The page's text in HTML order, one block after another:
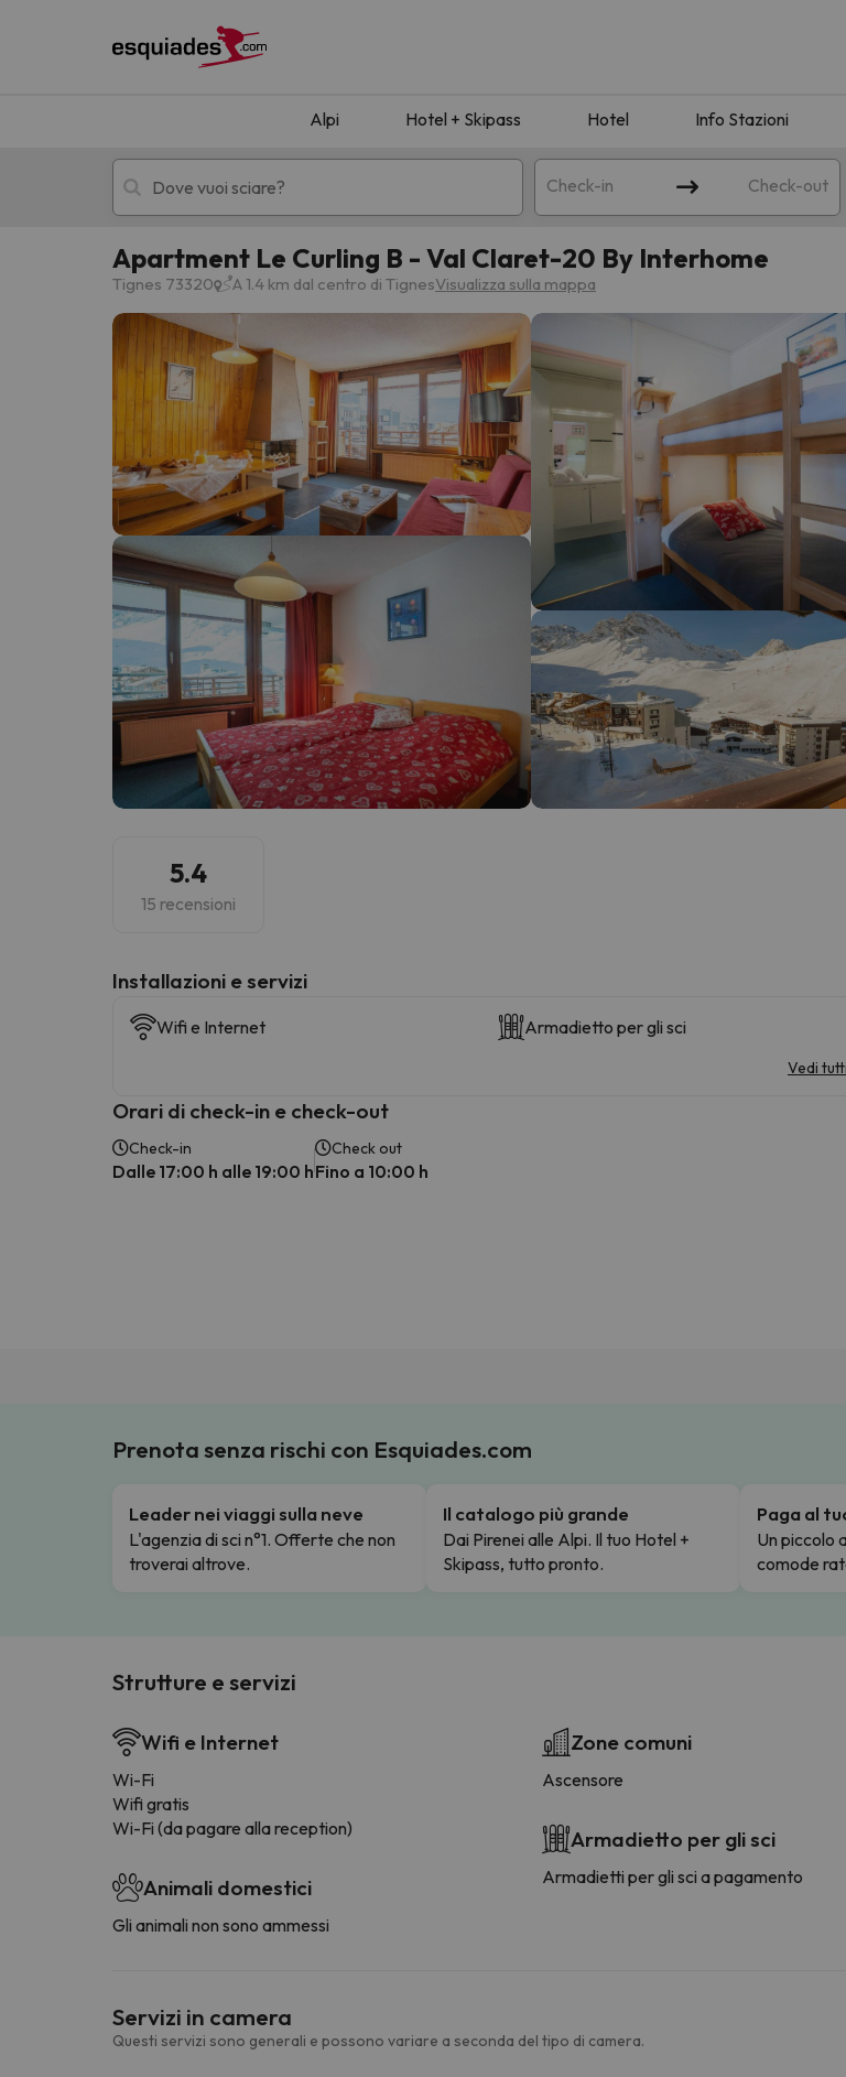
Alpi Hotel + Skipass Hotel Info Stazioni
Check-in Check-out
Hotel + skipass Hotel di montagna
Ops, non abbiamo trovato alcun risultato corrispondente alla sua ricerca. Provare a
Sembra che il nostro ricercatore abbia perso la strada. Non appena troverà la bussola,
Apartment Le Curling B - Val Claret-20 By Interhome
Tignes 73320 A 1.4 km dal centro di TignesVisualizza sulla mappa
5.4
15 recensioni
Installazioni e servizi
Wifi e Internet Armadietto per gli sci
Vedi tutti
Orari di check-in e check-out
Check-in
Dalle 17:00 h alle 19:00 h
Check out
Fino a 10:00 h
Prenota senza rischi con Esquiades.com
Leader nei viaggi sulla neve
L'agenzia di sci n°1. Offerte che non
troverai altrove.
Il catalogo più grande
Dai Pirenei alle Alpi. Il tuo Hotel +
Skipass, tutto pronto.
Paga al
Un piccolo
comode
Strutture e servizi
Wifi e Internet
Wi-Fi
Wifi gratis
Wi-Fi (da pagare alla reception)
Animali domestici
Gli animali non sono ammessi
Zone comuni
Ascensore
Armadietto per gli sci
Armadietti per gli sci a pagamento
Servizi in camera
Questi servizi sono generali e possono variare a seconda del tipo di camera.